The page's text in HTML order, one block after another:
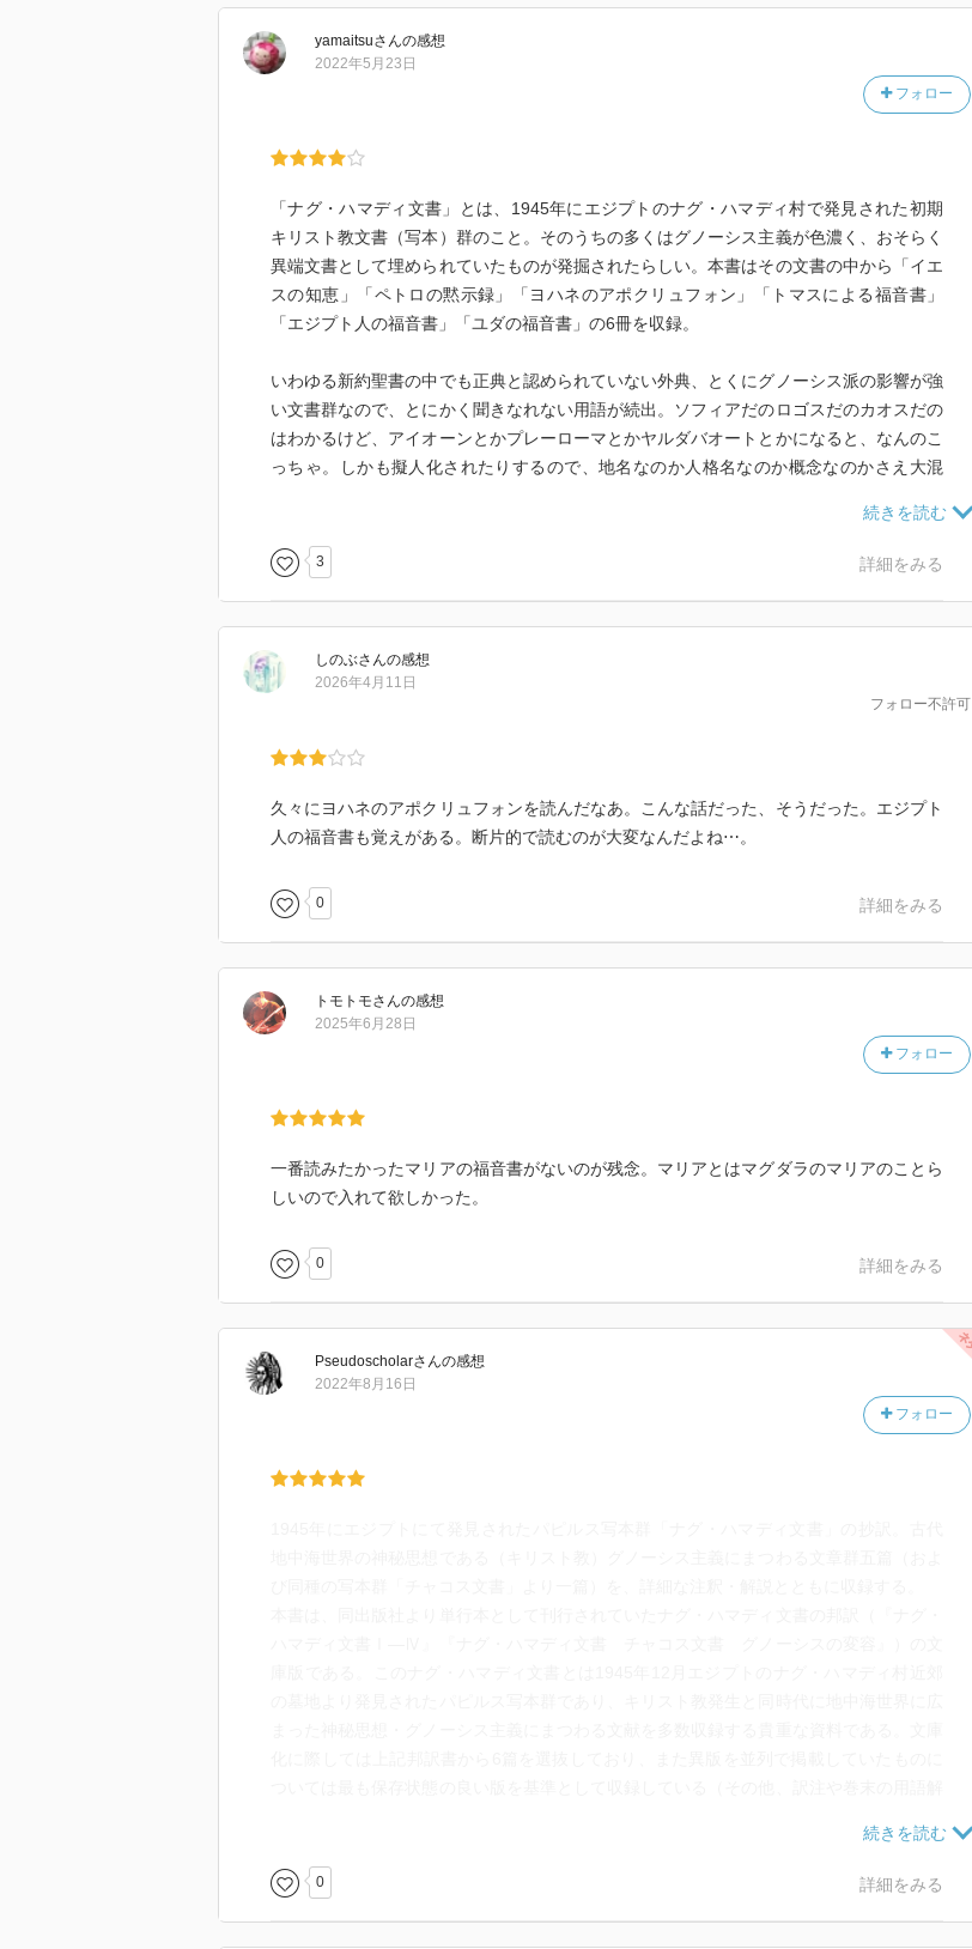
yamaitsuさんの感想
フォロー
2022年5月23日
「ナグ・ハマディ文書」とは、1945年にエジプトのナグ・ハマディ村で発見された初期
キリスト教文書（写本）群のこと。そのうちの多くはグノーシス主義が色濃く、おそらく
異端文書として埋められていたものが発掘されたらしい。本書はその文書の中から「イエ
スの知恵」「ペトロの黙示録」「ヨハネのアポクリュフォン」「トマスによる福音書」
「エジプト人の福音書」「ユダの福音書」の6冊を収録。
いわゆる新約聖書の中でも正典と認められていない外典、とくにグノーシス派の影響が強
い文書群なので、とにかく聞きなれない用語が続出。ソフィアだのロゴスだのカオスだの
はわかるけど、アイオーンとかプレーローマとかヤルダバオートとかになると、なんのこ
っちゃ。しかも擬人化されたりするので、地名なのか人格名なのか概念なのかさえ大混
古さに加えて、当時ギリシャ語からコプト語（エジプト語）に翻訳されたものなので、今
とはいえ巻末に用語集もついているし、読み進めていくうちになんとなくグノーシス的な
教の教えよりも、グノーシスのほうが面白い。
3 詳細をみる
しのぶさんの感想
フォロー不許可
2026年4月11日
久々にヨハネのアポクリュフォンを読んだなあ。こんな話だった、そうだった。エジプト
人の福音書も覚えがある。断片的で読むのが大変なんだよね⋯。
0 詳細をみる
トモトモさんの感想
フォロー
2025年6月28日
一番読みたかったマリアの福音書がないのが残念。マリアとはマグダラのマリアのことら
しいので入れて欲しかった。
0 詳細をみる
Pseudoscholarさんの感想
フォロー
2022年8月16日
本書で取り扱う文章は、ナグ・ハマディ文書（およびチャコス文書）に収められたグノー
シス文書のうち「キリスト教グノーシス主義（キリスト教の影響を受けたグノーシス思
想）の文書」「新約聖書外典」の代表的な六篇である。即ち、先行するグノーシス主義文
0 詳細をみる